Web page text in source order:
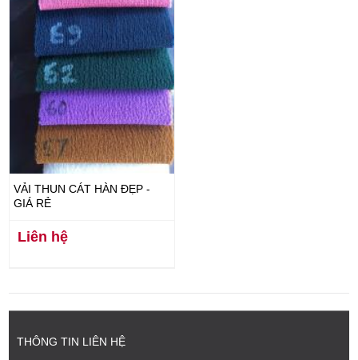
VẢI THUN CÁT HÀN ĐẸP -
GIÁ RẺ
Liên hệ
THÔNG TIN LIÊN HỆ